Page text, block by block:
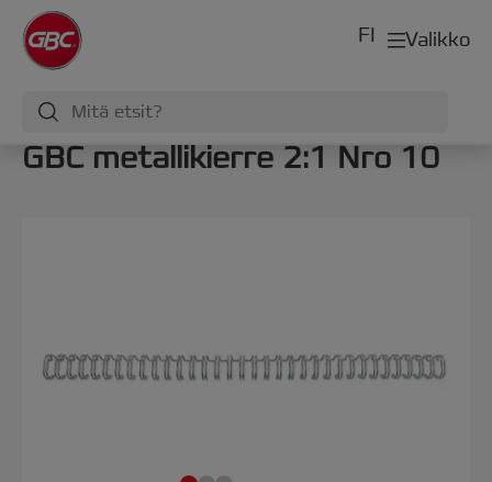
Valikko
FI
GBC metallikierre 2:1 Nro 10